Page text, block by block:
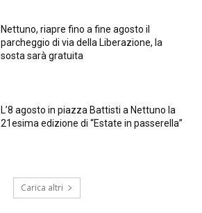
Nettuno, riapre fino a fine agosto il
parcheggio di via della Liberazione, la
sosta sarà gratuita
L’8 agosto in piazza Battisti a Nettuno la
21esima edizione di “Estate in passerella”
Carica altri